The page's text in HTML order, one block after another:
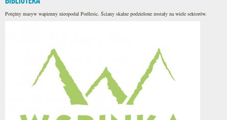
Potężny masyw wapienny nieopodal Podlesic. Ściany skalne podzielone zostały na wiele sektorów.